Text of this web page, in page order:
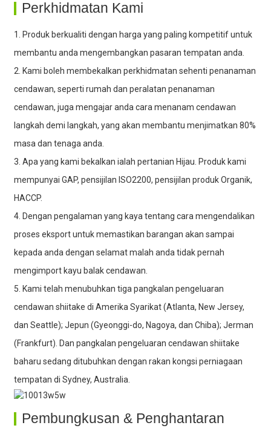
Perkhidmatan Kami
1. Produk berkualiti dengan harga yang paling kompetitif untuk
membantu anda mengembangkan pasaran tempatan anda.
2. Kami boleh membekalkan perkhidmatan sehenti penanaman
cendawan, seperti rumah dan peralatan penanaman
cendawan, juga mengajar anda cara menanam cendawan
langkah demi langkah, yang akan membantu menjimatkan 80%
masa dan tenaga anda.
3. Apa yang kami bekalkan ialah pertanian Hijau. Produk kami
mempunyai GAP, pensijilan ISO2200, pensijilan produk Organik,
HACCP.
4. Dengan pengalaman yang kaya tentang cara mengendalikan
proses eksport untuk memastikan barangan akan sampai
kepada anda dengan selamat malah anda tidak pernah
mengimport kayu balak cendawan.
5. Kami telah menubuhkan tiga pangkalan pengeluaran
cendawan shiitake di Amerika Syarikat (Atlanta, New Jersey,
dan Seattle); Jepun (Gyeonggi-do, Nagoya, dan Chiba); Jerman
(Frankfurt). Dan pangkalan pengeluaran cendawan shiitake
baharu sedang ditubuhkan dengan rakan kongsi perniagaan
tempatan di Sydney, Australia.
Pembungkusan & Penghantaran